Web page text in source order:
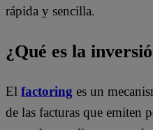
rápida y sencilla.
¿Qué es la
El factoring es un
de las facturas que emiten